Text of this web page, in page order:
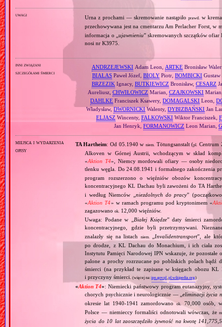
uwagi Urna z prochami — skremowanie nastąpiłoprawd.
w
przechowywana jest na cmentarzu Am Perlacher Forst, w
informacja o „ ujawnieniu” skremowanych szczątków ofiar
nosi nr K3975.
inni związani
szczegółami śmierci
ANDRZEJEWSKI Adam Leon, ARTKEBronisław
BIAŁASPaweł Józef, BIOLYPiotr, BOMBICKIGustaw
BRZEZIKIgnacy, BUTKIEWICZ Bronisław, CESARZ
Aureliusz, CHWIŁOWICZ Marian, CZAJKOWSKI
DAHLKE Franciszek Ksawery,DOMAGALSKI Leon,
Władysław,DWORNICKI Walenty,DYBIZBAŃSKI Jan
ELJASZWincenty, FALKOWSKIWiktor Franciszek,
Jan Henryk, FORMANOWICZ Leon Marian,
miejsca i wydarzenia
opisy
TA Hartheim: Od 05.1940 w niem. Tötungsanstalt (pl. Centrum
Alkoven w Górnej Austrii, wchodzącym w skład
«Aktion T4», Niemcy mordowali ofiary — osoby
tlenku węgla. Do 24.08.1941 i formalnego zakończenia
program rozszerzono o więźniów obozów
koncentracyjnego KL Dachau byli zawożeni do TA
i według Niemców „ niezdolnych do pracy”
«Aktion T4» w ramach programu pod kryptonimem «
zagazowanook. 12,000 więźniów.
Uwaga: Podane w „ Białej Księdze” daty śmierci
koncentracyjnego, gdzie byli przetrzymywani.
znalazły się na listach
niem. Invalidentransport”, ale
po drodze, z KL Dachau do Monachium, i ich ciała
Instytutu Pamięci Narodowej IPN wskazuje, że
palone a prochy rozrzucane po pobliskich polach bądź
śmierci (na przykład te zapisane w księgach obozu
i przyczyny śmierci.
(więcej na:ipn.gov.pl,pl.wikipedia.org)
«Aktion T4»: Niemiecki państwowy program eutanazyjny,
chorych psychicznie i neurologicznie — „eliminacji życia
okresie lat 1940‐1941 zamordowanook.
70,000 osób,
Polsce — niemieccy formaliści odnotowali wówczas, że
życia do 10 lat zaoszczędziło żywność na kwotę